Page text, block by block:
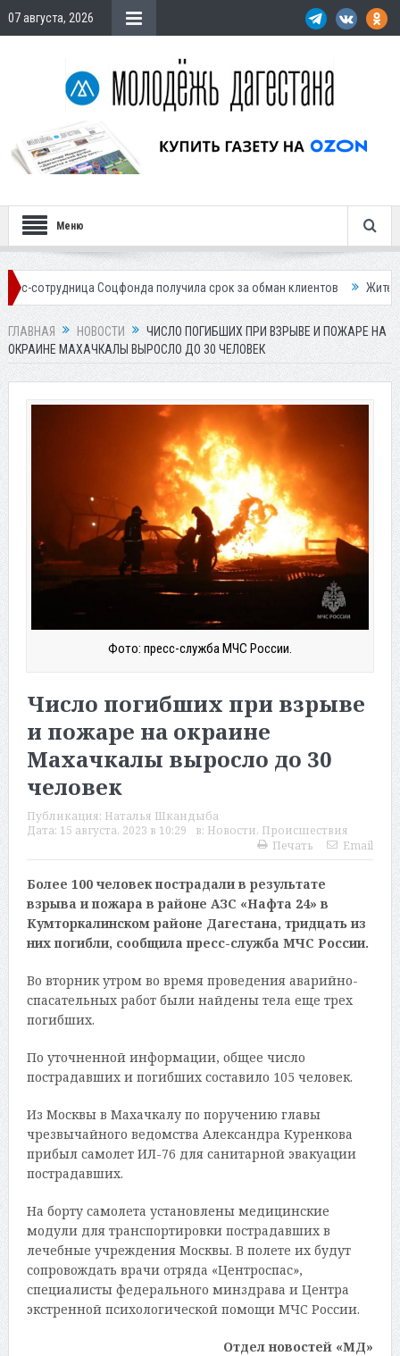
07 августа, 2026
Меню
Соцфонда получила срок за обман клиентов Жителей Дагестана
ГЛАВНАЯ НОВОСТИ
ЧИСЛО ПОГИБШИХ ПРИ ВЗРЫВЕ И ПОЖАРЕ НА
ОКРАИНЕ МАХАЧКАЛЫ ВЫРОСЛО ДО 30 ЧЕЛОВЕК
Фото: пресс-служба МЧС России.
Число погибших при взрыве
и пожаре на окраине
Махачкалы выросло до 30
человек
Публикация: Наталья Шкандыба
Дата: 15 августа, 2023 в 10:29 в: Новости, Происшествия
Печать
Email
Более 100 человек пострадали в результате
взрыва и пожара в районе АЗС «Нафта 24» в
Кумторкалинском районе Дагестана, тридцать из
них погибли, сообщила пресс-служба МЧС России.
Во вторник утром во время проведения аварийно-
спасательных работ были найдены тела еще трех
погибших.
По уточненной информации, общее число
пострадавших и погибших составило 105 человек.
Из Москвы в Махачкалу по поручению главы
чрезвычайного ведомства Александра Куренкова
прибыл самолет ИЛ-76 для санитарной эвакуации
пострадавших.
На борту самолета установлены медицинские
модули для транспортировки пострадавших в
лечебные учреждения Москвы. В полете их будут
сопровождать врачи отряда «Центроспас»,
специалисты федерального минздрава и Центра
экстренной психологической помощи МЧС России.
Отдел новостей «МД»